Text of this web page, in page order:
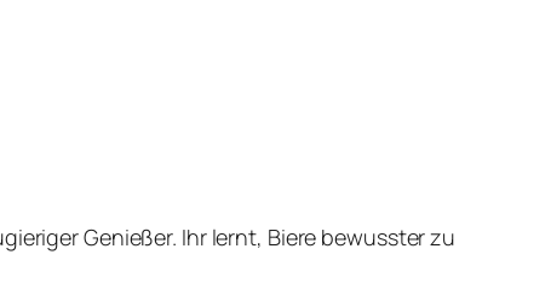
Genießer. Ihr lernt, Biere bewusster zu